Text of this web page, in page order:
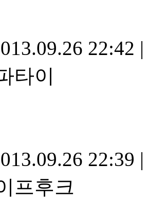
22:42 |
타이
22:39 |
프후크